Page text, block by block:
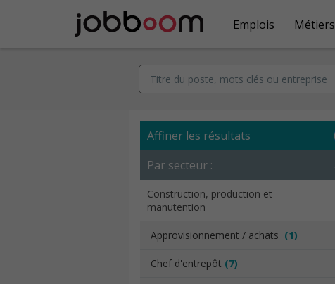
Emplois Métiers
Affiner les résultats
Par secteur :
Construction, production et
manutention
Approvisionnement / achats (1)
Chef d'entrepôt (7)